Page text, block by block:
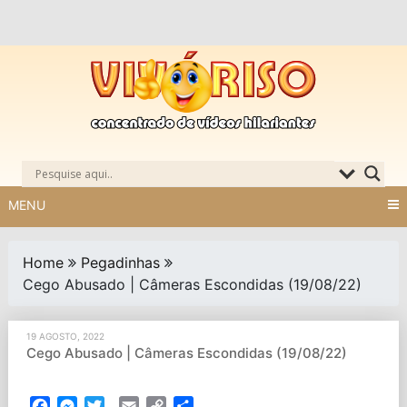
MENU
Home
Pegadinhas
Cego Abusado | Câmeras Escondidas (19/08/22)
19 AGOSTO, 2022
Cego Abusado | Câmeras Escondidas (19/08/22)